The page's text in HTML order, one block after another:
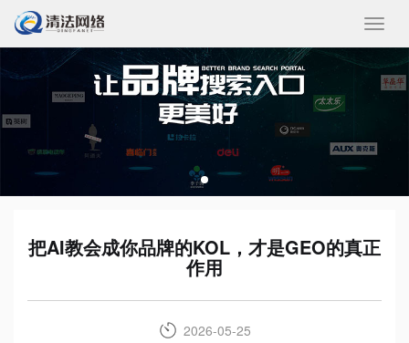
收
起/
展
开
把AI教会成你品牌的KOL，才是GEO的真正
作用
2026-05-25